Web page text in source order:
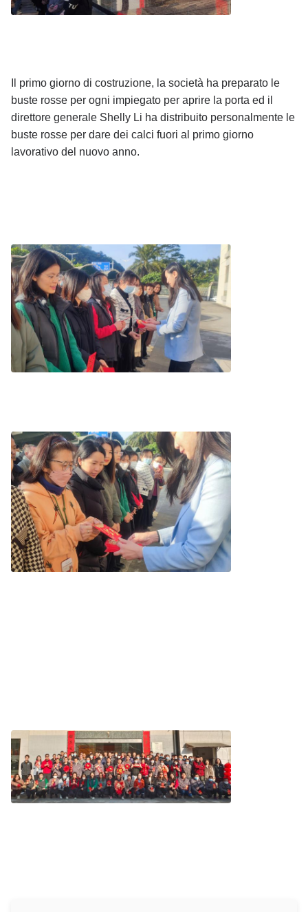
Il primo giorno di costruzione, la società ha preparato le
buste rosse per ogni impiegato per aprire la porta ed il
direttore generale Shelly Li ha distribuito personalmente le
buste rosse per dare dei calci fuori al primo giorno
lavorativo del nuovo anno.